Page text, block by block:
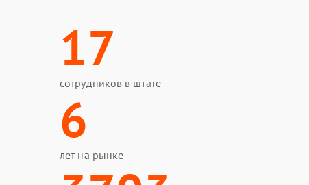
17
сотрудников в штате
6
лет на рынке